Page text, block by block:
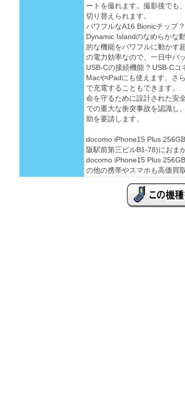
ートを撮れます。撮影後でも
切り替えられます。
パワフルなA16 Bionicチップ
Dynamic Islandのなめらかな
的な機能をパワフルに動かす
の電力効率なので、一日中バ
USB-Cの接続機能 ? USB-C
MacやiPadにも使えます。さ
で充電することもできます。
命を守るために設計された安
での重大な衝突事故を認識し
助を要請します。
docomo iPhone15 Plus
阪駅前第三ビルB1-78)におま
docomo iPhone15 Plus
の他の携帯やスマホも高価買